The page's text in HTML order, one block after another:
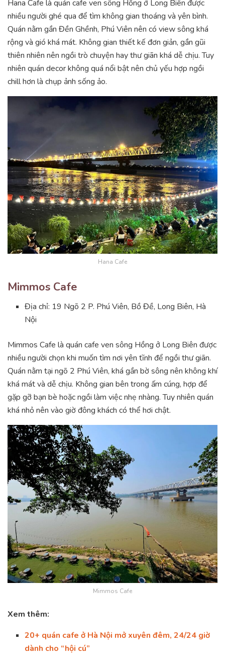
Hana Cafe là quán cafe ven sông Hồng ở Long Biên được
nhiều người ghé qua để tìm không gian thoáng và yên bình.
Quán nằm gần Đền Ghềnh, Phú Viên nên có view sông khá
rộng và gió khá mát. Không gian thiết kế đơn giản, gần gũi
thiên nhiên nên ngồi trò chuyện hay thư giãn khá dễ chịu. Tuy
nhiên quán decor không quá nổi bật nên chủ yếu hợp ngồi
chill hơn là chụp ảnh sống ảo.
Hana Cafe
Mimmos Cafe
Địa chỉ: 19 Ngõ 2 P. Phú Viên, Bồ Đề, Long Biên, Hà
Nội
Mimmos Cafe là quán cafe ven sông Hồng ở Long Biên được
nhiều người chọn khi muốn tìm nơi yên tĩnh để ngồi thư giãn.
Quán nằm tại ngõ 2 Phú Viên, khá gần bờ sông nên không khí
khá mát và dễ chịu. Không gian bên trong ấm cúng, hợp để
gặp gỡ bạn bè hoặc ngồi làm việc nhẹ nhàng. Tuy nhiên quán
khá nhỏ nên vào giờ đông khách có thể hơi chật.
Mimmos Cafe
Xem thêm:
20+ quán cafe ở Hà Nội mở xuyên đêm, 24/24 giờ
dành cho “hội cú”